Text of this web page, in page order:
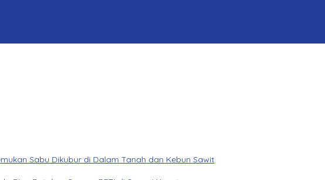
Sabu Dikubur di Dalam Tanah dan Kebun Sawit